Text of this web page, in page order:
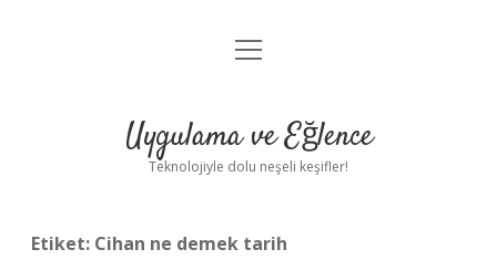
Anasayfa
Yasal Uyarı
menüyü
Uygulama ve Eğlence
Teknolojiyle dolu neşeli keşifler!
Etiket: Cihan ne demek tarih